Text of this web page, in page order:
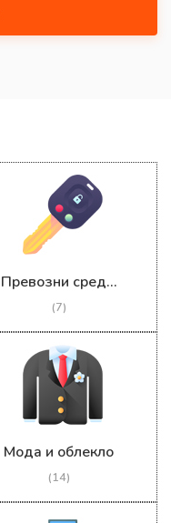
Превозни средства
(7)
Мода и облекло
(14)